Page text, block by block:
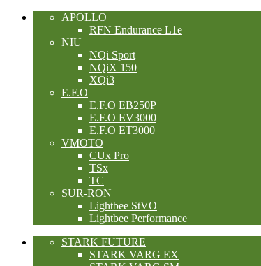
APOLLO
RFN Endurance L1e
NIU
NQi Sport
NQiX 150
XQi3
E.F.O
E.F.O EB250P
E.F.O EV3000
E.F.O ET3000
VMOTO
CUx Pro
TSx
TC
SUR-RON
Lightbee StVO
Lightbee Performance
STARK FUTURE
STARK VARG EX